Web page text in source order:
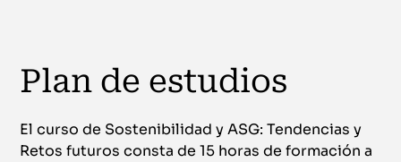
Plan de estudios
El curso de Sostenibilidad y ASG: Tendencias y
Retos futuros consta de 15 horas de formación a